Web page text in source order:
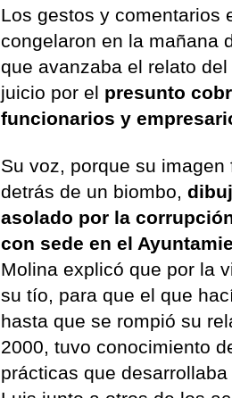
Los gestos y comentarios
congelaron en la mañana
que avanzaba el relato
juicio por el presunto
funcionarios y
Su voz, porque su imagen
detrás de un biombo,
asolado por la
con sede en el
Molina explicó que por la
su tío, para que el que
hasta que se rompió su
2000, tuvo conocimiento
prácticas que